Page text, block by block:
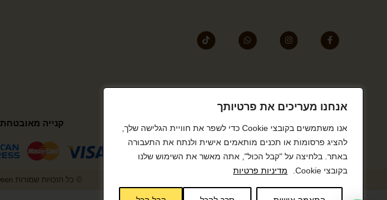
אנחנו מעריכים את פרטיותך
אנו משתמשים בקובצי Cookie כדי לשפר את חוויית הגלישה שלך,
להציג פרסומות או תכנים מותאמים אישית ולנתח את התעבורה
באתר. בלחיצה על "קבל הכול", אתה מאשר את השימוש שלנו
בקובצי Cookie.
מדיניות פרטיות
קנייה מאובטחת
© כל הזכויות שמורות BeTween